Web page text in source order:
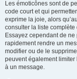
Les émoticônes sont de
code court et qui
exprime la joie, alors
consulter la liste
Essayez cependant de
rapidement rendre un
modifier ou de le
peuvent également limiter
à un message.